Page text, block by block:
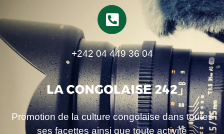
+242 04 449 36 04
Promotion de la culture congolaise dans toutes
ses facettes ainsi que toute activité